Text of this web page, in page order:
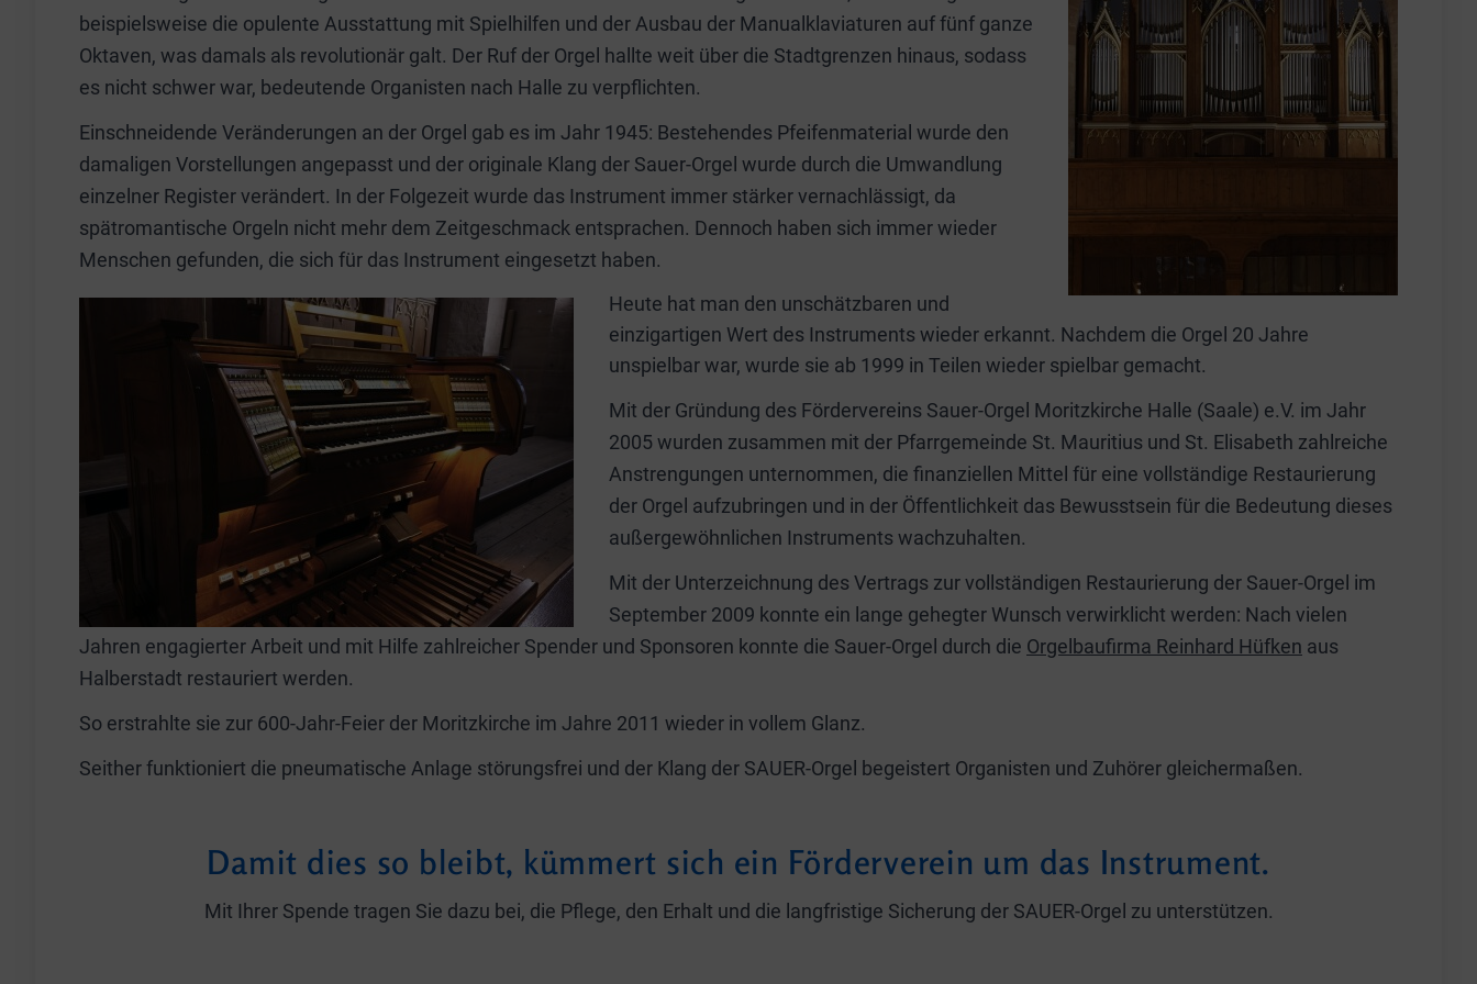
beispielsweise die opulente Ausstattung mit Spielhilfen und der Ausbau der Manualklaviaturen auf fünf ganze
Oktaven, was damals als revolutionär galt. Der Ruf der Orgel hallte weit über die Stadtgrenzen hinaus, sodass
es nicht schwer war, bedeutende Organisten nach Halle zu verpflichten.
Einschneidende Veränderungen an der Orgel gab es im Jahr 1945: Bestehendes Pfeifenmaterial wurde den
damaligen Vorstellungen angepasst und der originale Klang der Sauer-Orgel wurde durch die Umwandlung
einzelner Register verändert. In der Folgezeit wurde das Instrument immer stärker vernachlässigt, da
spätromantische Orgeln nicht mehr dem Zeitgeschmack entsprachen. Dennoch haben sich immer wieder
Menschen gefunden, die sich für das Instrument eingesetzt haben.
Heute hat man den unschätzbaren und
einzigartigen Wert des Instruments wieder erkannt. Nachdem die Orgel 20 Jahre
unspielbar war, wurde sie ab 1999 in Teilen wieder spielbar gemacht.
Mit der Gründung des Fördervereins Sauer-Orgel Moritzkirche Halle (Saale) e.V. im Jahr
2005 wurden zusammen mit der Pfarrgemeinde St. Mauritius und St. Elisabeth zahlreiche
Anstrengungen unternommen, die finanziellen Mittel für eine vollständige Restaurierung
der Orgel aufzubringen und in der Öffentlichkeit das Bewusstsein für die Bedeutung dieses
außergewöhnlichen Instruments wachzuhalten.
Mit der Unterzeichnung des Vertrags zur vollständigen Restaurierung der Sauer-Orgel im
September 2009 konnte ein lange gehegter Wunsch verwirklicht werden: Nach vielen
Jahren engagierter Arbeit und mit Hilfe zahlreicher Spender und Sponsoren konnte die Sauer-Orgel durch die Orgelbaufirma Reinhard Hüfken aus
Halberstadt restauriert werden.
So erstrahlte sie zur 600-Jahr-Feier der Moritzkirche im Jahre 2011 wieder in vollem Glanz.
Seither funktioniert die pneumatische Anlage störungsfrei und der Klang der SAUER-Orgel begeistert Organisten und Zuhörer gleichermaßen.
Damit dies so bleibt, kümmert sich ein Förderverein um das Instrument.
Mit Ihrer Spende tragen Sie dazu bei, die Pflege, den Erhalt und die langfristige Sicherung der SAUER-Orgel zu unterstützen.